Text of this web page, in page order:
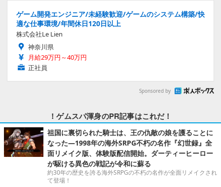
ゲーム開発エンジニア/未経験歓迎/ゲームのシステム構築/快
適な仕事環境/年間休日120日以上
株式会社Le Lien
神奈川県
月給29万円～40万円
正社員
Sponsored by
！ゲムスパ渾身のPR記事はこれだ！
祖国に裏切られた騎士は、王の仇敵の娘を護ることに
なった―1998年の海外SRPG不朽の名作『幻世録』全
面リメイク版、体験版配信開始。ダーティーヒーロー
が駆ける異色の戦記が令和に蘇る
約30年の歴史を誇る海外SRPGの不朽の名作が全面リメイクされ
て登場！